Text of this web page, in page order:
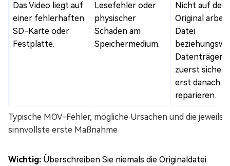
Typische MOV-Fehler, mögliche Ursachen und die jeweils
sinnvollste erste Maßnahme
Das Video liegt auf
einer fehlerhaften
SD-Karte oder
Festplatte.
Lesefehler oder
physischer
Schaden am
Speichermedium.
Nicht auf dem
Original
Datei
Datenträger
zuerst
erst danach
reparieren.
Wichtig: Überschreiben Sie niemals die Originaldatei.